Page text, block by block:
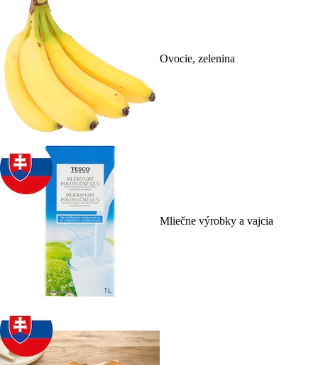
Ovocie, zelenina
Mliečne výrobky a vajcia